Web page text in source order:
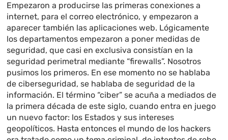
Empezaron a producirse las primeras conexiones a
internet, para el correo electrónico, y empezaron a
aparecer también las aplicaciones web. Lógicamente
los departamentos empezaron a poner medidas de
seguridad, que casi en exclusiva consistían en la
seguridad perimetral mediante “firewalls”. Nosotros
pusimos los primeros. En ese momento no se hablaba
de ciberseguridad, se hablaba de seguridad de la
información. El término “ciber” se acuña a mediados de
la primera década de este siglo, cuando entra en juego
un nuevo factor: los Estados y sus intereses
geopolíticos. Hasta entonces el mundo de los hackers